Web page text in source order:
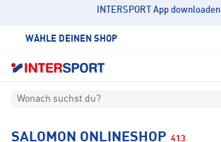
INTERSPORT App downloaden
WÄHLE DEINEN SHOP
Wonach suchst du?
SALOMON ONLINESHOP 413